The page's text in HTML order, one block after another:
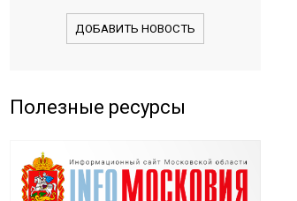
ДОБАВИТЬ НОВОСТЬ
Полезные ресурсы